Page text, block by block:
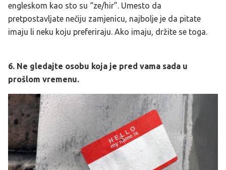
engleskom kao sto su “ze/hir”. Umesto da
pretpostavljate nečiju zamjenicu, najbolje je da pitate
imaju li neku koju preferiraju. Ako imaju, držite se toga.
6. Ne gledajte osobu koja je pred vama sada u
prošlom vremenu.